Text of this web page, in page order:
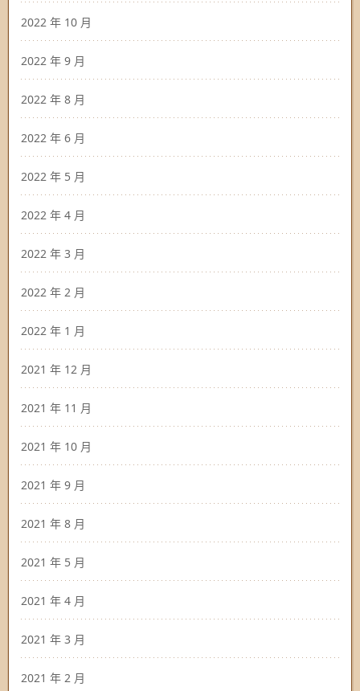
2022 年 10 月
2022 年 9 月
2022 年 8 月
2022 年 6 月
2022 年 5 月
2022 年 4 月
2022 年 3 月
2022 年 2 月
2022 年 1 月
2021 年 12 月
2021 年 11 月
2021 年 10 月
2021 年 9 月
2021 年 8 月
2021 年 5 月
2021 年 4 月
2021 年 3 月
2021 年 2 月